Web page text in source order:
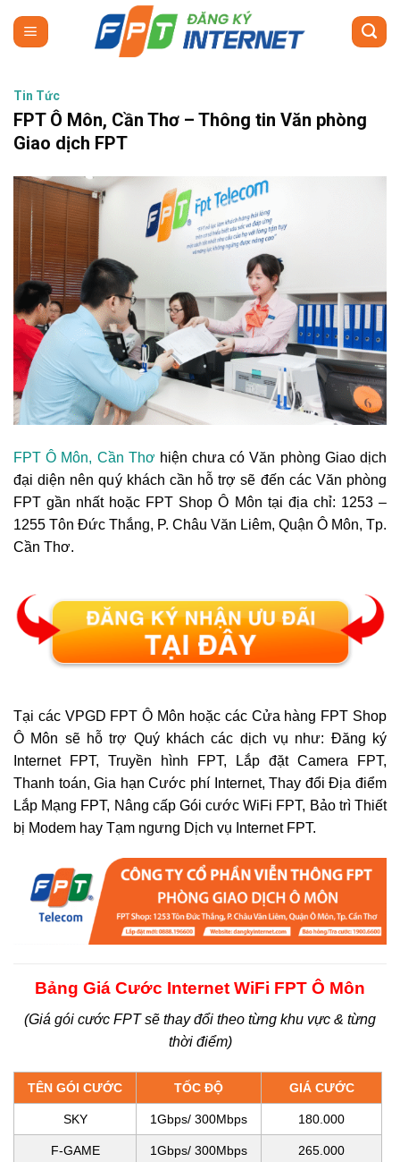
Tin Tức
FPT Ô Môn, Cần Thơ – Thông tin Văn phòng
Giao dịch FPT
FPT Ô Môn, Cần Thơ hiện chưa có Văn phòng Giao dịch
đại diện nên quý khách cần hỗ trợ sẽ đến các Văn phòng
FPT gần nhất hoặc FPT Shop Ô Môn tại địa chỉ: 1253 –
1255 Tôn Đức Thắng, P. Châu Văn Liêm, Quận Ô Môn, Tp.
Cần Thơ.
Tại các VPGD FPT Ô Môn hoặc các Cửa hàng FPT Shop
Ô Môn sẽ hỗ trợ Quý khách các dịch vụ như: Đăng ký
Internet FPT, Truyền hình FPT, Lắp đặt Camera FPT,
Thanh toán, Gia hạn Cước phí Internet, Thay đổi Địa điểm
Lắp Mạng FPT, Nâng cấp Gói cước WiFi FPT, Bảo trì Thiết
bị Modem hay Tạm ngưng Dịch vụ Internet FPT.
Bảng Giá Cước Internet WiFi FPT Ô Môn
(Giá gói cước FPT sẽ thay đổi theo từng khu vực & từng
thời điểm)
TÊN GÓI CƯỚC TỐC ĐỘ GIÁ CƯỚC
SKY 1Gbps/ 300Mbps 180.000
F-GAME 1Gbps/ 300Mbps 265.000